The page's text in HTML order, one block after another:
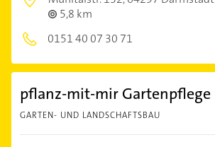
5,8 km
0151 40 07 30 71
pflanz-mit-mir Gartenpflege
GARTEN- UND LANDSCHAFTSBAU